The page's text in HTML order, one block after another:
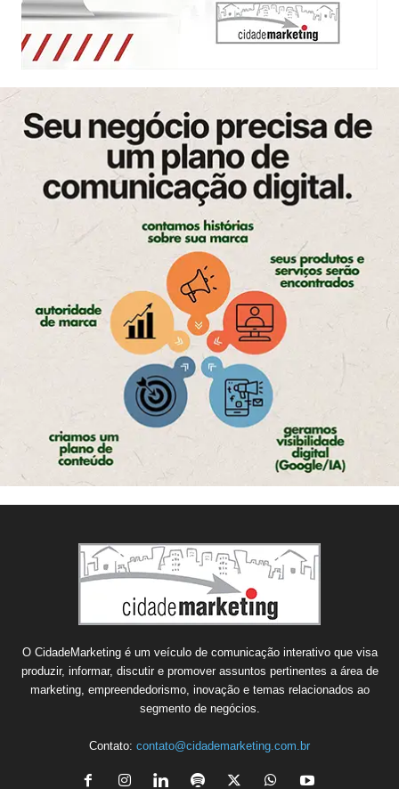
O CidadeMarketing é um veículo de comunicação interativo que visa
produzir, informar, discutir e promover assuntos pertinentes a área de
marketing, empreendedorismo, inovação e temas relacionados ao
segmento de negócios.
Contato: contato@cidademarketing.com.br